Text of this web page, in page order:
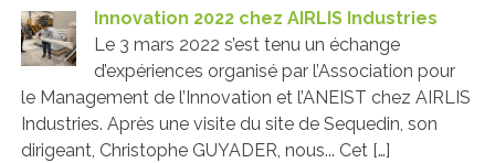
Innovation 2022 chez AIRLIS Industries
Le 3 mars 2022 s’est tenu un échange
d’expériences organisé par l’Association pour
le Management de l’Innovation et l’ANEIST chez AIRLIS
Industries. Après une visite du site de Sequedin, son
dirigeant, Christophe GUYADER, nous... Cet […]